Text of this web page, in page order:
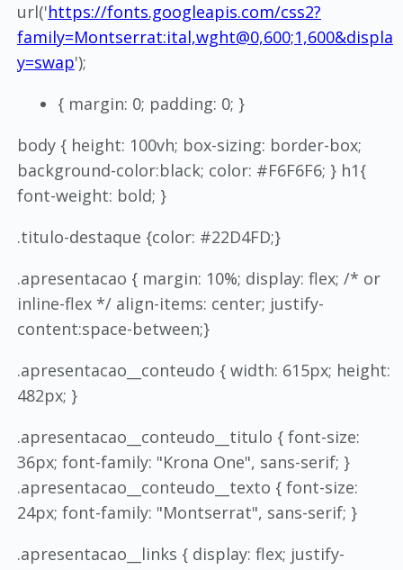
url('https://fonts.googleapis.com/css2?
family=Montserrat:ital,wght@0,600;1,600&displa
y=swap');
{ margin: 0; padding: 0; }
body { height: 100vh; box-sizing: border-box;
background-color:black; color: #F6F6F6; } h1{
font-weight: bold; }
.titulo-destaque {color: #22D4FD;}
.apresentacao { margin: 10%; display: flex; /* or
inline-flex */ align-items: center; justify-
content:space-between;}
.apresentacao__conteudo { width: 615px; height:
482px; }
.apresentacao__conteudo__titulo { font-size:
36px; font-family: "Krona One", sans-serif; }
.apresentacao__conteudo__texto { font-size:
24px; font-family: "Montserrat", sans-serif; }
.apresentacao__links { display: flex; justify-